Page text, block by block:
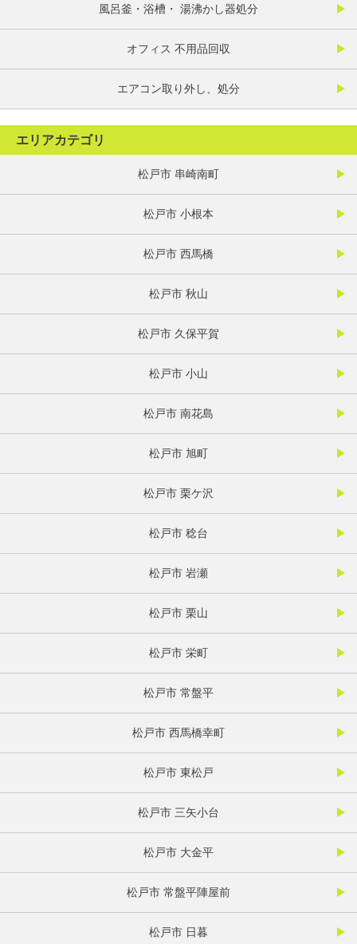
風呂釜・浴槽・ 湯沸かし器処分
オフィス 不用品回収
エアコン取り外し、処分
エリアカテゴリ
松戸市 串崎南町
松戸市 小根本
松戸市 西馬橋
松戸市 秋山
松戸市 久保平賀
松戸市 小山
松戸市 南花島
松戸市 旭町
松戸市 栗ケ沢
松戸市 稔台
松戸市 岩瀬
松戸市 栗山
松戸市 栄町
松戸市 常盤平
松戸市 西馬橋幸町
松戸市 東松戸
松戸市 三矢小台
松戸市 大金平
松戸市 常盤平陣屋前
松戸市 日暮